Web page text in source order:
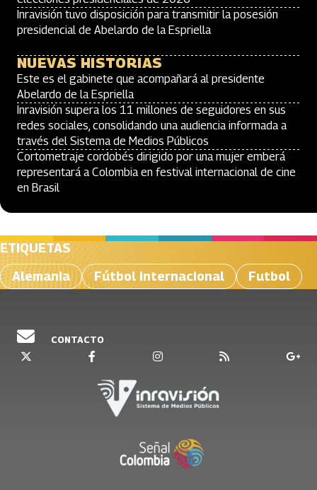
Inravisión tuvo disposición para transmitir la posesión
presidencial de Abelardo de la Espriella
NUEVAS HISTORIAS
Este es el gabinete que acompañará al presidente
Abelardo de la Espriella
Inravisión supera los 11 millones de seguidores en sus
redes sociales, consolidando una audiencia informada a
través del Sistema de Medios Públicos
Cortometraje cordobés dirigido por una mujer emberá
representará a Colombia en festival internacional de cine
en Brasil
ETIQUETAS
Alemania
Fútbol internacional Futbol
CONTACTO